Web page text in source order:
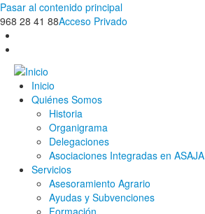
Pasar al contenido principal
968 28 41 88Acceso Privado
Inicio
Quiénes Somos
Historia
Organigrama
Delegaciones
Asociaciones Integradas en ASAJA
Servicios
Asesoramiento Agrario
Ayudas y Subvenciones